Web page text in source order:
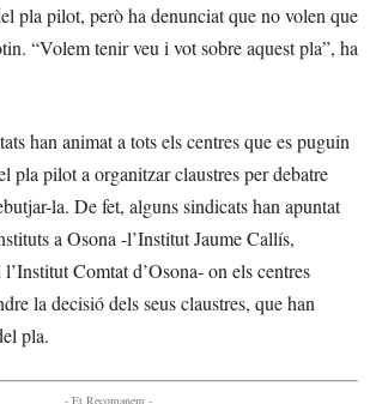
pla pilot, però ha denunciat que no volen que
“Volem tenir veu i vot sobre aquest pla”, ha
han animat a tots els centres que es puguin
pla pilot a organitzar claustres per debatre
la. De fet, alguns sindicats han apuntat
a Osona -l’Institut Jaume Callís,
Comtat d’Osona- on els centres
la decisió dels seus claustres, que han
pla.
- Et Recomanem -